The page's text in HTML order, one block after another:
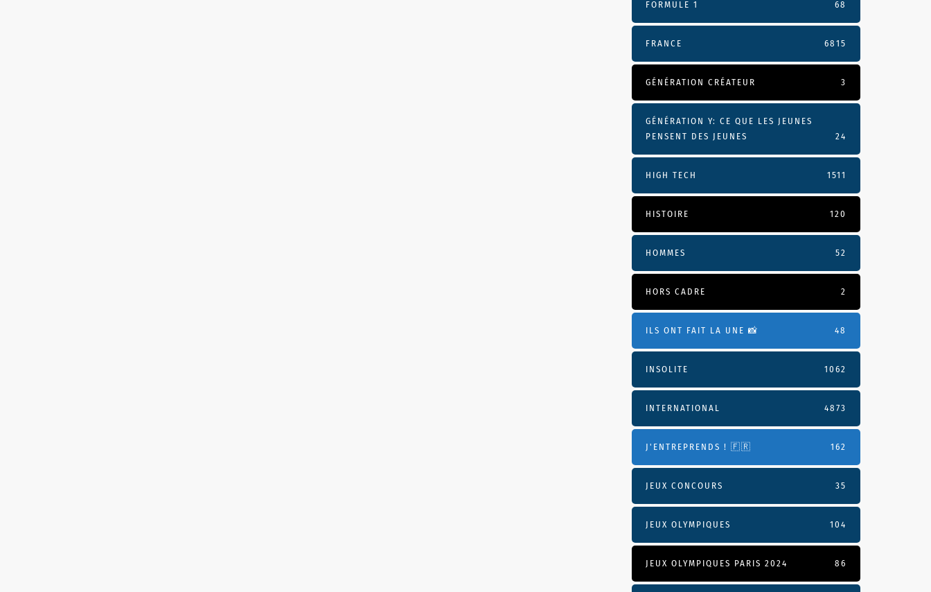
FORMULE 1 68
FRANCE 6815
GÉNÉRATION CRÉATEUR 3
GÉNÉRATION Y: CE QUE LES JEUNES
PENSENT DES JEUNES
24
HIGH TECH 1511
HISTOIRE 120
HOMMES 52
HORS CADRE 2
ILS ONT FAIT LA UNE 📸 48
INSOLITE 1062
INTERNATIONAL 4873
J'ENTREPRENDS ! 🇫🇷 162
JEUX CONCOURS 35
JEUX OLYMPIQUES 104
JEUX OLYMPIQUES PARIS 2024 86